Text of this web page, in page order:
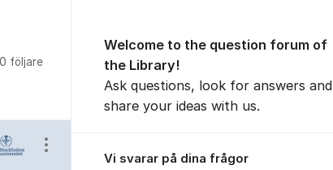
0 följare
Visa/dölj inställningar för inlägg/kommentar
Welcome to the question forum of
the Library!
Ask questions, look for answers and
share your ideas with us.
Vi svarar på dina frågor